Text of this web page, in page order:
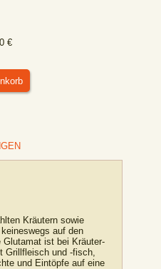
€
Kräutern sowie
auf den
ist bei Kräuter-
Grillfleisch und -fisch,
und Eintöpfe auf eine